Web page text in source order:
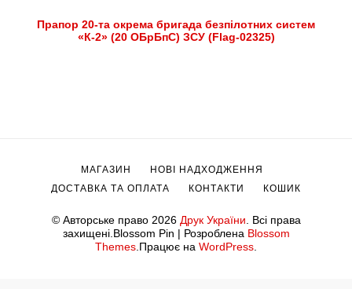
Прапор 20-та окрема бригада безпілотних систем
«К-2» (20 ОБрБпС) ЗСУ (Flag-02325)
© Авторське право 2026 Друк України. Всі права
захищені.Blossom Pin | Розроблена Blossom
Themes.Працює на WordPress.
МАГАЗИН
НОВІ НАДХОДЖЕННЯ
ДОСТАВКА ТА ОПЛАТА
КОНТАКТИ КОШИК